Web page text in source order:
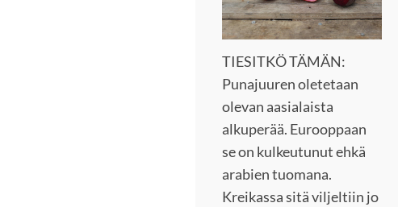
TIESITKÖ TÄMÄN:
Punajuuren oletetaan
olevan aasialaista
alkuperää. Eurooppaan
se on kulkeutunut ehkä
arabien tuomana.
Kreikassa sitä viljeltiin jo